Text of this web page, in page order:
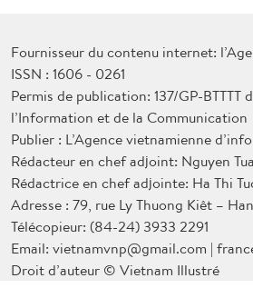
Fournisseur du contenu internet:
ISSN : 1606 - 0261
Permis de publication: 137/GP-
l’Information et de la Communication
Publier : L’Agence vietnamienne
Rédacteur en chef adjoint: Nguyen
Rédactrice en chef adjointe: Ha Thi
Adresse : 79, rue Ly Thuong Kiêt –
Télécopieur: (84-24) 3933 2291
Email: vietnamvnp@gmail.com |
Droit d’auteur © Vietnam Illustré